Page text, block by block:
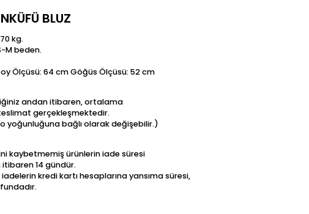
BLUZ
kg.
M beden.
Ölçüsü: 64 cm Göğüs Ölçüsü: 52 cm
andan itibaren, ortalama
gerçekleşmektedir.
yoğunluğuna bağlı olarak değişebilir.)
kaybetmemiş ürünlerin iade süresi
14 gündür.
kredi kartı hesaplarına yansıma süresi,